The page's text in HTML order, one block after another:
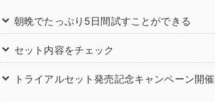
朝晩でたっぷり5日間試すことができる
セット内容をチェック
トライアルセット発売記念キャンペーン開催